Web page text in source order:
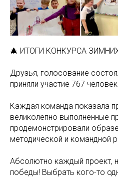
🎄 ИТОГИ КОНКУРСА
Друзья, голосование
приняли участие 767
Каждая команда показала
великолепно выполненные
продемонстрировали
методической и командной
Абсолютно каждый проект,
победы! Выбрать кого-то